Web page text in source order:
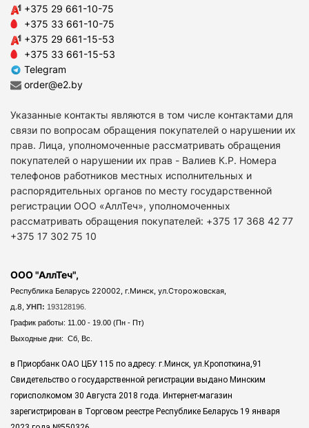
+375 29 661-10-75
+375 33 661-10-75
+375 29 661-15-53
+375 33 661-15-53
Telegram
order@e2.by
Указанные контакты являются в том числе контактами для
связи по вопросам обращения покупателей о нарушении их
прав. Лица, уполномоченные рассматривать обращения
покупателей о нарушении их прав - Валиев К.Р. Номера
телефонов работников местных исполнительных и
распорядительных органов по месту государственной
регистрации ООО «АллТеч», уполномоченных
рассматривать обращения покупателей: +375 17 368 42 77
+375 17 302 75 10
ООО "АллТеч",
Республика Беларусь 220002, г.Минск, ул.Сторожовская,
д.8, УНП: 193128196.
График работы: 11.00 - 19.00 (Пн - Пт)
Выходные дни: Сб, Вс.
в Приорбанк ОАО ЦБУ 115 по адресу: г.Минск, ул.Кропоткина,91
Свидетельство о государственной регистрации выдано Минским
горисполкомом 30 Августа 2018 года. Интернет-магазин
зарегистрирован в Торговом реестре Республике Беларусь 19 января